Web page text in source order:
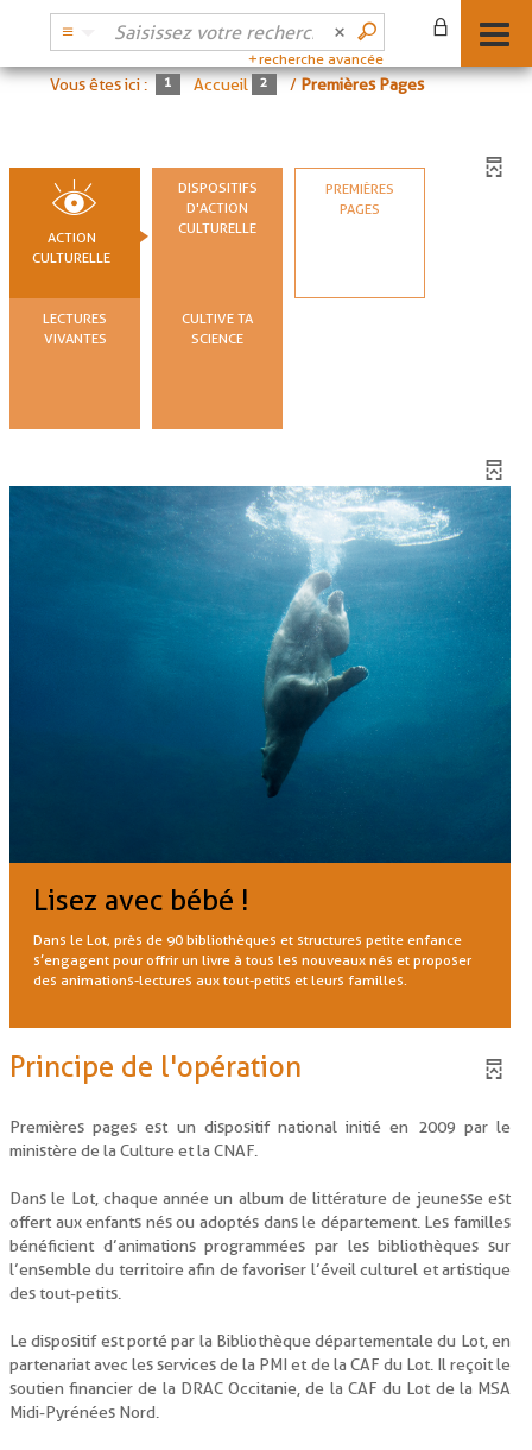
recherche avancée
Vous êtes ici : Accueil /Premières Pages
ACTION
CULTURELLE
DISPOSITIFS
D'ACTION
CULTURELLE
PREMIÈRES
PAGES
LECTURES
VIVANTES
CULTIVE TA
SCIENCE
Lisez avec bébé !
Dans le Lot, près de 90 bibliothèques et structures petite enfance
s’engagent pour offrir un livre à tous les nouveaux nés et proposer
des animations-lectures aux tout-petits et leurs familles.
Principe de l'opération
Premières pages est un dispositif national initié en 2009 par le
ministère de la Culture et la CNAF.
Dans le Lot, chaque année un album de littérature de jeunesse est
offert aux enfants nés ou adoptés dans le département. Les familles
bénéficient d’animations programmées par les bibliothèques sur
l’ensemble du territoire afin de favoriser l’éveil culturel et artistique
des tout-petits.
Le dispositif est porté par la Bibliothèque départementale du Lot, en
partenariat avec les services de la PMI et de la CAF du Lot. Il reçoit le
soutien financier de la DRAC Occitanie, de la CAF du Lot de la MSA
Midi-Pyrénées Nord.